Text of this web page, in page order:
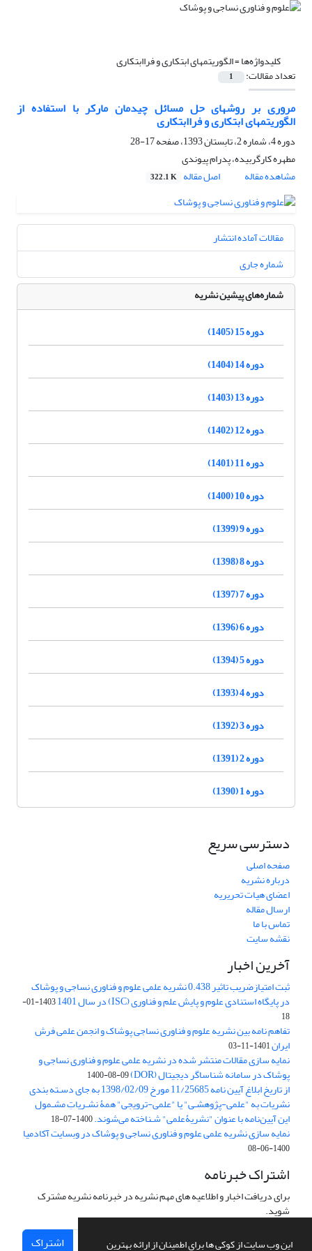
این وب سایت از کوکی ها برای اطمینان از ارائه بهترین
کلیدواژه‌ها =الگوریتمهای ابتکاری و فراابتکاری
تعداد مقالات: 1
مروری بر روش‏های حل مسائل چیدمان مارکر با استفاده از
الگوریتم‏های ابتکاری و فراابتکاری
دوره 4، شماره 2، تابستان 1393، صفحه
17-28
مطهره کارگربیده، پدرام پیوندی
مشاهده مقاله
اصل مقاله 322.1 K
مقالات آماده انتشار
شماره جاری
شماره‌های پیشین نشریه
دوره 15 (1405)
دوره 14 (1404)
دوره 13 (1403)
دوره 12 (1402)
دوره 11 (1401)
دوره 10 (1400)
دوره 9 (1399)
دوره 8 (1398)
دوره 7 (1397)
دوره 6 (1396)
دوره 5 (1394)
دوره 4 (1393)
دوره 3 (1392)
دوره 2 (1391)
دوره 1 (1390)
دسترسی سریع
صفحه اصلی
درباره نشریه
اعضای هیات تحریریه
ارسال مقاله
تماس با ما
نقشه سایت
آخرین اخبار
ثبت امتیازضریب تاثیر 0.438 نشریه علمی علوم و فناوری نساجی و پوشاک
در پایگاه استنادی علوم و پایش علم و فناوری (ISC) در سال 1401
1403-01-
18
تفاهم نامه بین نشریه علوم و فناوری نساجی پوشاک و انجمن علمی فرش
ایران1401-11-03
نمایه سازی مقالات منتشر شده در نشریه علمی علوم و فناوری نساجی و
پوشاک در سامانه شناساگر دیجیتال (DOR) 1400-08-09
از تاریخ ابلاغ آیین نامه 11/25685 مورخ 1398/02/09 به جای دسـته بندی
نشریات به "علمی-پژوهشـی" یا "علمی-ترویجی" همۀ نشـریاتِ مشـمول
این آیین‌نامه با عنوان "نشریۀعلمی" شـناخته می‌شوند.1400-07-18
نمایه سازی نشریه علمی علوم و فناوری نساجی و پوشاک در وبسایت آکادمیا
1400-06-08
اشتراک خبرنامه
برای دریافت اخبار و اطلاعیه های مهم نشریه در خبرنامه نشریه مشترک
شوید.
اشتراک